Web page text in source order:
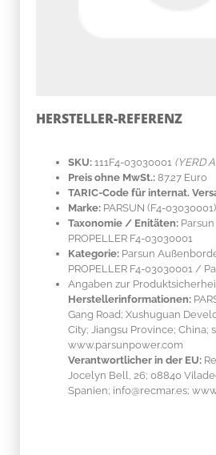
HERSTELLER-REFERENZ
SKU: 111F4-03030001 (YERD
Preis ohne MwSt.: 87.27 Euro
TARIC-Code für internat.
Marke: PARSUN (F4-03030001)
Taxonomie / Enitäten:
PROPELLER F4-03030001
Kategorie: Parsun
PROPELLER F4-03030001 /
Angaben zur
Herstellerinformationen:
Gang Road; Xushuguan
City; Jiangsu Province; China;
www.parsunpower.com
Verantwortlicher in der EU:
Jocelyn Bell, 26; 08840
Spanien; info@recmar.es;